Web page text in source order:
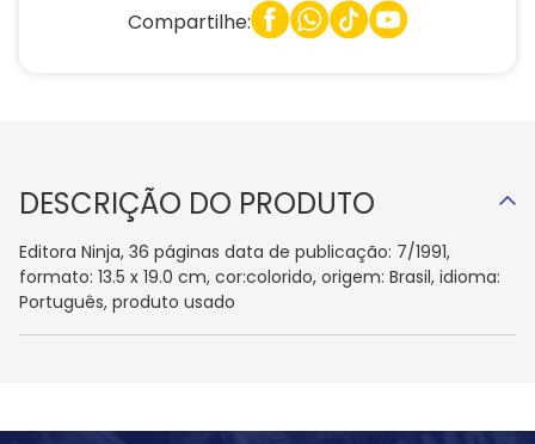
Compartilhe:
DESCRIÇÃO DO PRODUTO
Editora Ninja, 36 páginas data de publicação: 7/1991,
formato: 13.5 x 19.0 cm, cor:colorido, origem: Brasil, idioma:
Português, produto usado